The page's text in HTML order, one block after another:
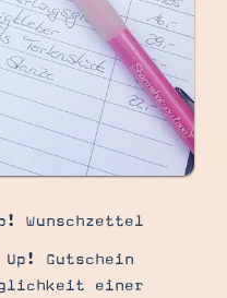
Wunschzettel
Gutschein
einer